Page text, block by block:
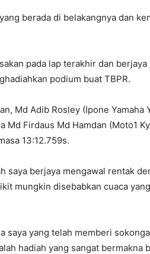
berada di belakangnya dan
pada lap terakhir dan berjaya
podium buat TBPR.
Md Adib Rosley (Ipone Yamaha
Md Firdaus Md Hamdan (Moto1
13:12.759s.
saya berjaya mengawal rentak
mungkin disebabkan cuaca
saya yang telah memberi
hadiah yang sangat bermakna